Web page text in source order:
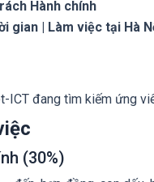
Hành chính
gian | Làm việc tại Hà
ICT đang tìm kiếm ứng
(30%)